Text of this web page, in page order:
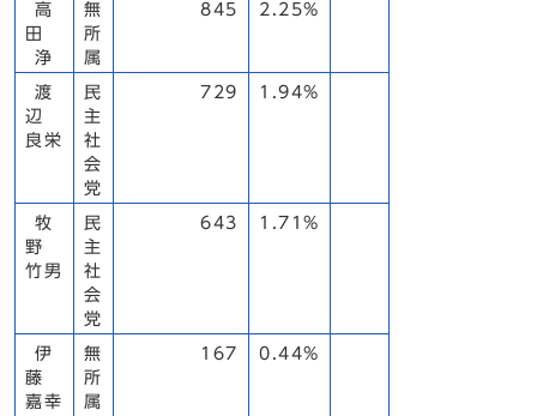
高
田
浄
無
所
属
845 2.25%
渡
辺
良栄
民
主
社
会
党
729 1.94%
牧
野
竹男
民
主
社
会
党
643 1.71%
伊
藤
嘉幸
無
所
属
167 0.44%